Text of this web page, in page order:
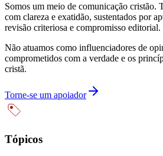
Somos um meio de comunicação cristão.
com clareza e exatidão, sustentados por
revisão criteriosa e compromisso editorial.
Não atuamos como influenciadores de
comprometidos com a verdade e os
cristã.
Torne-se um apoiador
Tópicos